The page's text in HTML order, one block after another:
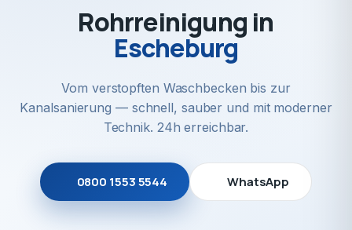
Rohrreinigung in
Escheburg
Vom verstopften Waschbecken bis zur
Kanalsanierung — schnell, sauber und mit moderner
Technik. 24h erreichbar.
0800 1553 5544 WhatsApp